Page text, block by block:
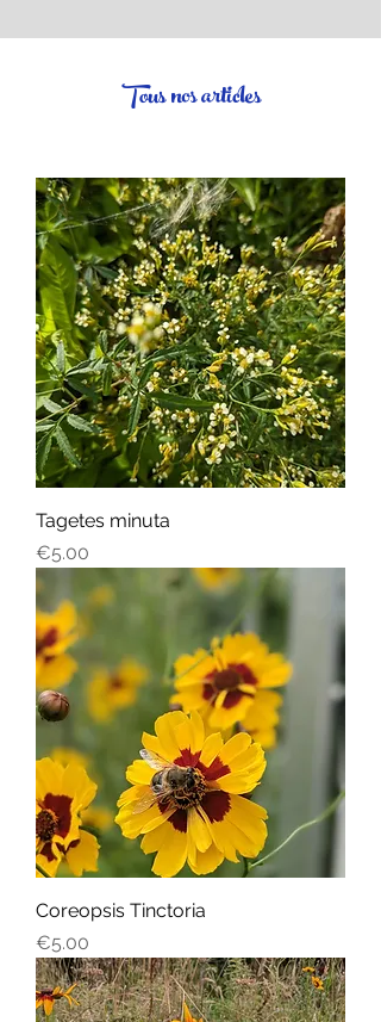
Tous nos articles
Tagetes minuta
Price
€5.00
Coreopsis Tinctoria
Price
€5.00